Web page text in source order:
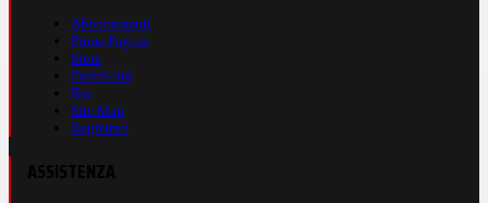
Abbonamenti
Prima Pagina
Store
Pubblicità
Rss
Site Map
Registrati